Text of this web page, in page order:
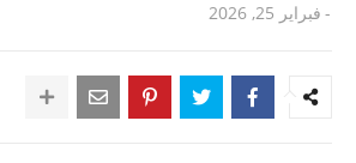
- فبراير 25, 2026